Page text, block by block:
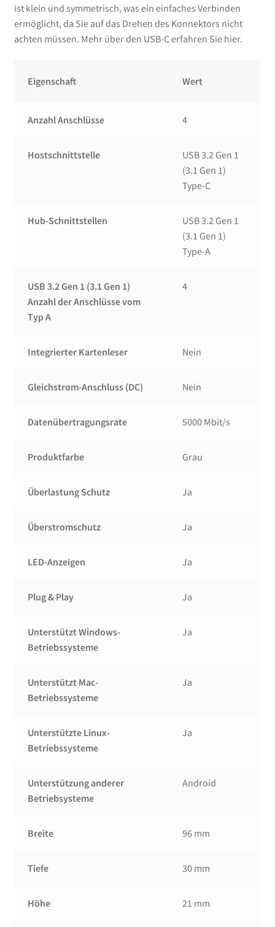
ist klein und symmetrisch, was ein einfaches Verbinden
ermöglicht, da Sie auf das Drehen des Konnektors nicht
achten müssen. Mehr über den USB-C erfahren Sie hier.
Eigenschaft Wert
Anzahl Anschlüsse 4
Hostschnittstelle
USB 3.2 Gen 1
(3.1 Gen 1)
Type-C
Hub-Schnittstellen
USB 3.2 Gen 1
(3.1 Gen 1)
Type-A
USB 3.2 Gen 1 (3.1 Gen 1)
Anzahl der Anschlüsse vom
Typ A
4
Integrierter Kartenleser Nein
Gleichstrom-Anschluss (DC) Nein
Datenübertragungsrate 5000 Mbit/s
Produktfarbe Grau
Überlastung Schutz Ja
Überstromschutz Ja
LED-Anzeigen Ja
Plug & Play Ja
Unterstützt Windows-
Betriebssysteme
Ja
Unterstützt Mac-
Betriebssysteme
Ja
Unterstützte Linux-
Betriebssysteme
Ja
Unterstützung anderer
Betriebsysteme
Android
Breite 96 mm
Tiefe 30 mm
Höhe 21 mm